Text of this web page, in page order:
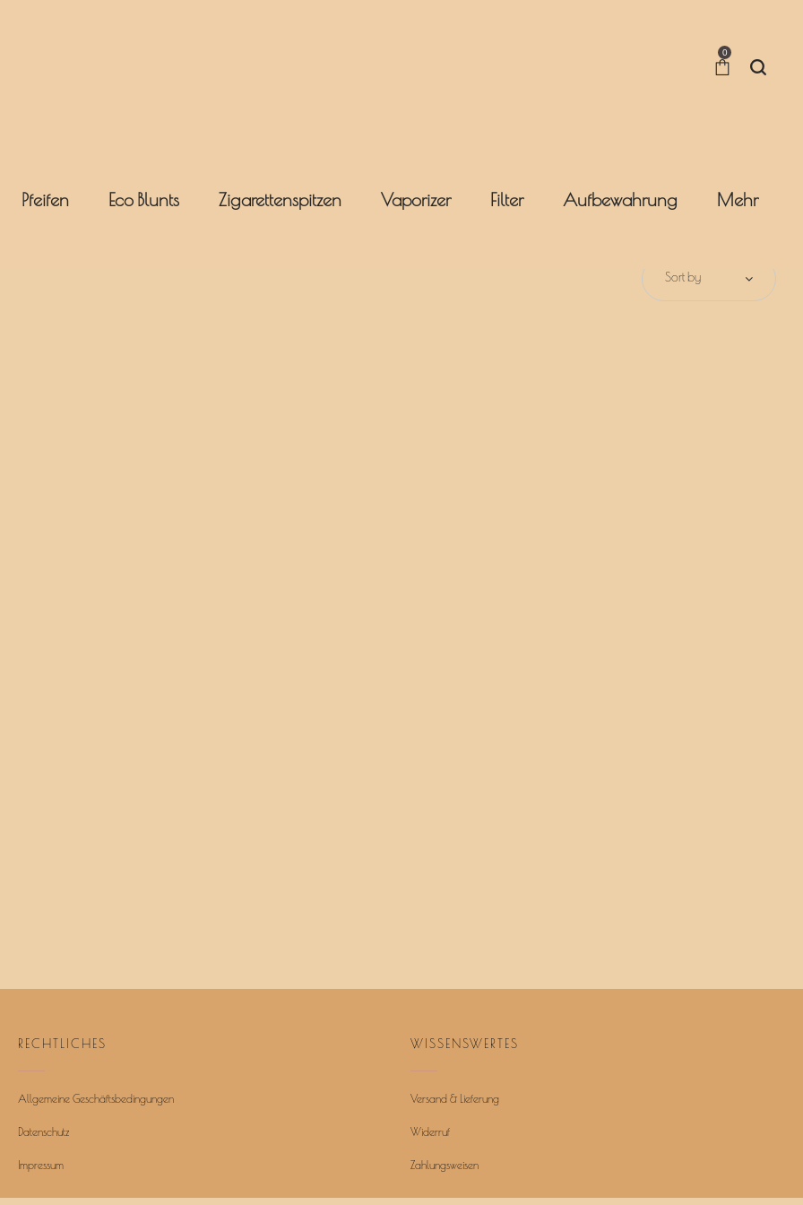
0
Pfeifen Eco Blunts Zigarettenspitzen Vaporizer Filter Aufbewahrung Mehr
Sort by
RECHTLICHES
Allgemeine Geschäftsbedingungen
Datenschutz
Impressum
WISSENSWERTES
Versand & Lieferung
Widerruf
Zahlungsweisen